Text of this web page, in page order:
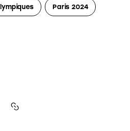
Paris 2024